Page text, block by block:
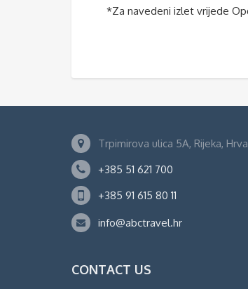
*Za navedeni izlet vrijede
Trpimirova ulica 5A, Rijeka,
+385 51 621 700
+385 91 615 80 11
info@abctravel.hr
CONTACT US